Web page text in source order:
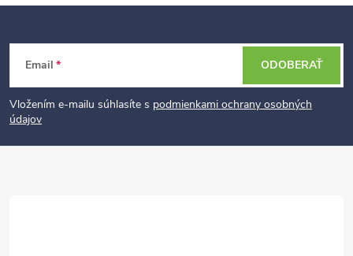
t
Email
Vložením e-mailu súhlasíte s podmienkami ochrany osobných
údajov
ODOBERAŤ